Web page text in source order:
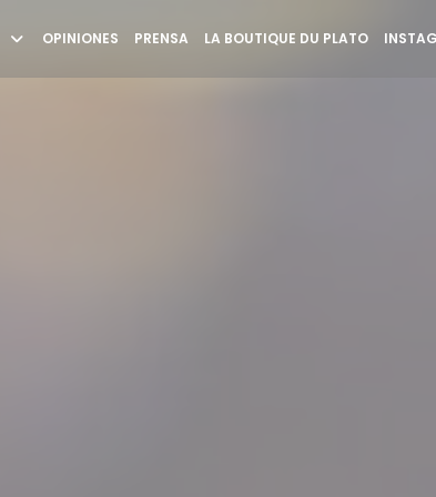
OPINIONES PRENSA LA BOUTIQUE DU PLATO((ABRE